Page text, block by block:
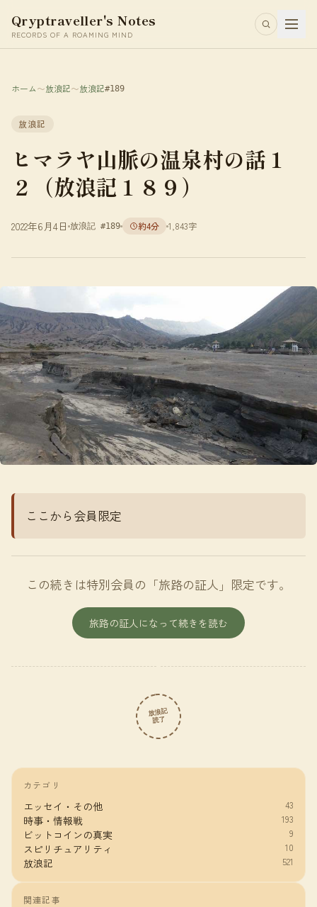
Qryptraveller's Notes
RECORDS OF A ROAMING MIND
ホーム〜放浪記〜放浪記#189
放浪記
ヒマラヤ山脈の温泉村の話１
２（放浪記１８９）
2022年6月4日 放浪記 #189 約4分 1,843字
ここから会員限定
この続きは特別会員の「旅路の証人」限定です。
旅路の証人になって続きを読む
放浪記
読了
カテゴリ
エッセイ・その他 43
時事・情報戦 193
ビットコインの真実 9
スピリチュアリティ 10
放浪記 521
関連記事